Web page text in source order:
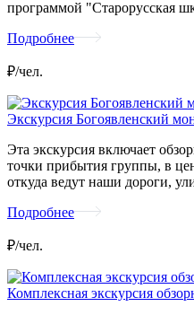
программой "Старорусская
Подробнее
₽/чел.
Экскурсия Богоявленский
Эта экскурсия включает
точки прибытия группы, в
откуда ведут наши дороги,
Подробнее
₽/чел.
Комплексная экскурсия